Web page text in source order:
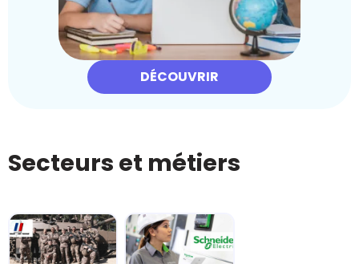
DÉCOUVRIR
Secteurs et métiers